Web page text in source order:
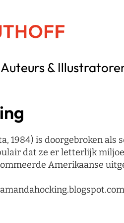
Auteurs &
1984) is doorgebroken als
dat ze er letterlijk
Amerikaanse